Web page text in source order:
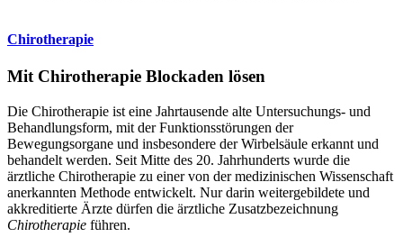
Chirotherapie
Mit Chirotherapie Blockaden lösen
Die Chirotherapie ist eine Jahrtausende alte Untersuchungs- und
Behandlungsform, mit der Funktionsstörungen der
Bewegungsorgane und insbesondere der Wirbelsäule erkannt und
behandelt werden. Seit Mitte des 20. Jahrhunderts wurde die
ärztliche Chirotherapie zu einer von der medizinischen Wissenschaft
anerkannten Methode entwickelt. Nur darin weitergebildete und
akkreditierte Ärzte dürfen die ärztliche Zusatzbezeichnung
Chirotherapie führen.